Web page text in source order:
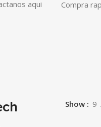
aqui
Compra
Show 9